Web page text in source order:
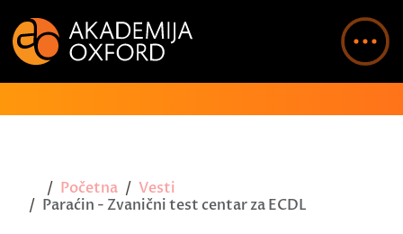
Početna
Vesti
Paraćin - Zvanični test centar za ECDL